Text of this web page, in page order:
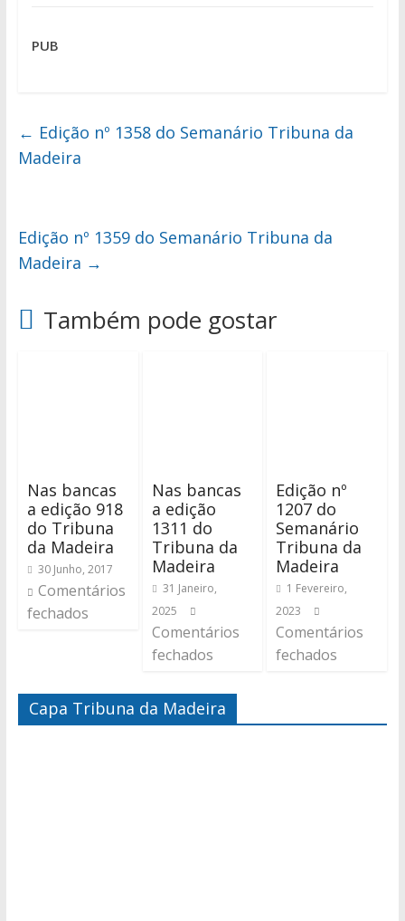
PUB
← Edição nº 1358 do Semanário Tribuna da
Madeira
Edição nº 1359 do Semanário Tribuna da
Madeira →
Também pode gostar
Nas bancas
a edição 918
do Tribuna
da Madeira
30 Junho, 2017
Comentários
fechados
Nas bancas
a edição
1311 do
Tribuna da
Madeira
31 Janeiro,
2025
Comentários
fechados
Edição nº
1207 do
Semanário
Tribuna da
Madeira
1 Fevereiro,
2023
Comentários
fechados
Capa Tribuna da Madeira